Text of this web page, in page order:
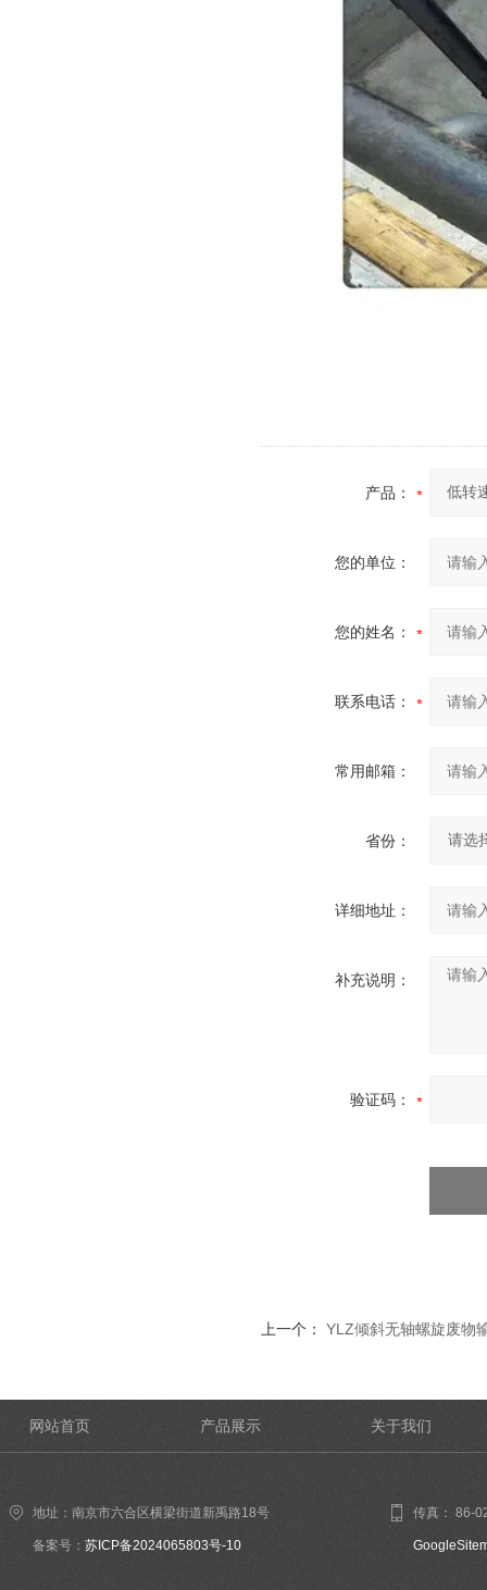
产品：
您的单位：
您的姓名：
联系电话：
常用邮箱：
省份：
详细地址：
补充说明：
验证码：
上一个： YLZ倾斜无轴螺旋废物
网站首页 产品展示 关于我们
地址：南京市六合区横梁街道新禹路18号
备案号： 苏ICP备2024065803号-10
传真： 86-